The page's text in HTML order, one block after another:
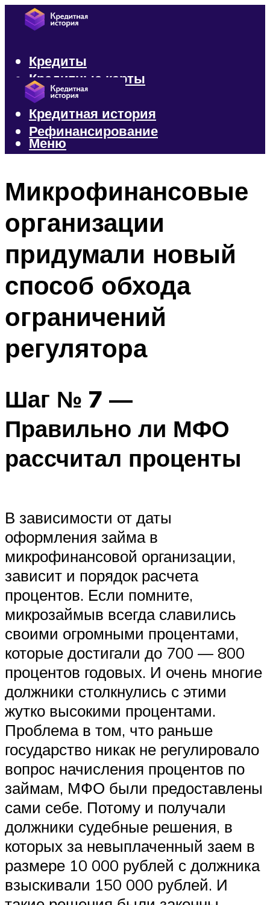
Кредиты
Кредитные карты
Микрозаймы
Кредитная история
Рефинансирование
Меню
Микрофинансовые
организации
придумали новый
способ обхода
ограничений
регулятора
Шаг № 7 —
Правильно ли МФО
рассчитал проценты
В зависимости от даты
оформления займа в
микрофинансовой организации,
зависит и порядок расчета
процентов. Если помните,
микрозаймыв всегда славились
своими огромными процентами,
которые достигали до 700 — 800
процентов годовых. И очень многие
должники столкнулись с этими
жутко высокими процентами.
Проблема в том, что раньше
государство никак не регулировало
вопрос начисления процентов по
займам, МФО были предоставлены
сами себе. Потому и получали
должники судебные решения, в
которых за невыплаченный заем в
размере 10 000 рублей с должника
взыскивали 150 000 рублей. И